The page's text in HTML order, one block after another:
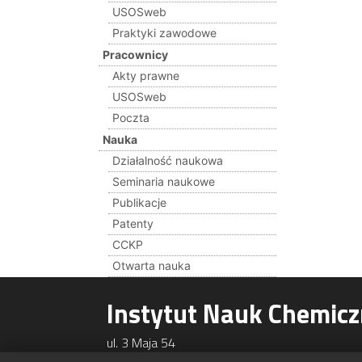
USOSweb
Praktyki zawodowe
Pracownicy
Akty prawne
USOSweb
Poczta
Nauka
Działalność naukowa
Seminaria naukowe
Publikacje
Patenty
CCKP
Otwarta nauka
Instytut Nauk
ul. 3 Maja 54